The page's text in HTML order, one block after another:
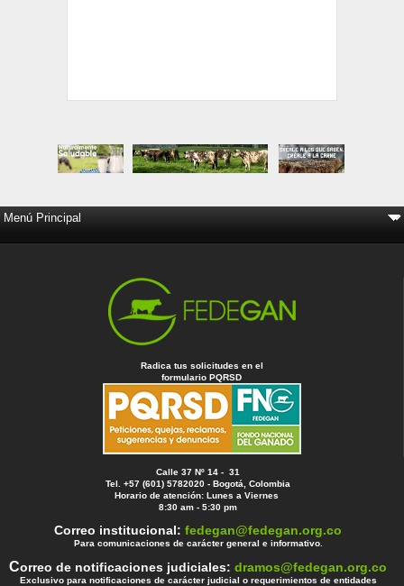
Radica tus solicitudes en el
formulario PQRSD
Calle 37 Nº 14 - 31
Tel. +57 (601) 5782020 - Bogotá, Colombia
Horario de atención: Lunes a Viernes
8:30 am - 5:30 pm
Correo institucional:fedegan@fedegan.org.co
Para comunicaciones de carácter general e informativo.
Correo de notificaciones judiciales:dramos@fedegan.org.co
Exclusivo para notificaciones de carácter judicial o requerimientos de entidades